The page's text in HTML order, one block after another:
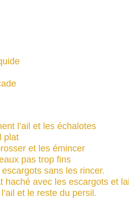
l’ail et les échalotes
plat
et les émincer
pas trop fins
sans les rincer.
avec les escargots et
et le reste du persil.